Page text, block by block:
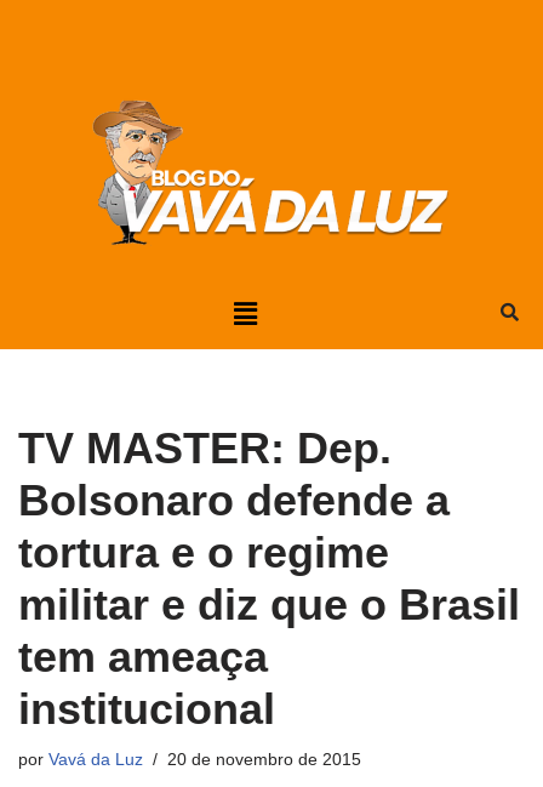
TV MASTER: Dep.
Bolsonaro defende a
tortura e o regime
militar e diz que o Brasil
tem ameaça
institucional
por Vavá da Luz 20 de novembro de 2015